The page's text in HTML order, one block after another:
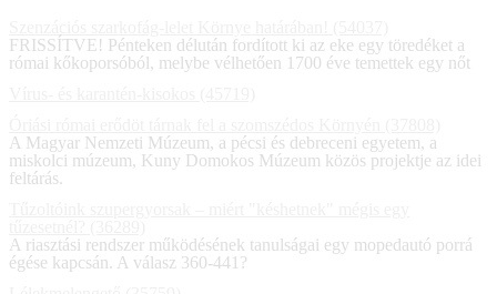
FRISSÍTVE! Pénteken délután fordított ki az eke egy töredéket a
római kőkoporsóból, melybe vélhetően 1700 éve temettek egy nőt
A Magyar Nemzeti Múzeum, a pécsi és debreceni egyetem, a
miskolci múzeum, Kuny Domokos Múzeum közös projektje az idei
feltárás.
A riasztási rendszer működésének tanulságai egy mopedautó porrá
égése kapcsán. A válasz 360-441?